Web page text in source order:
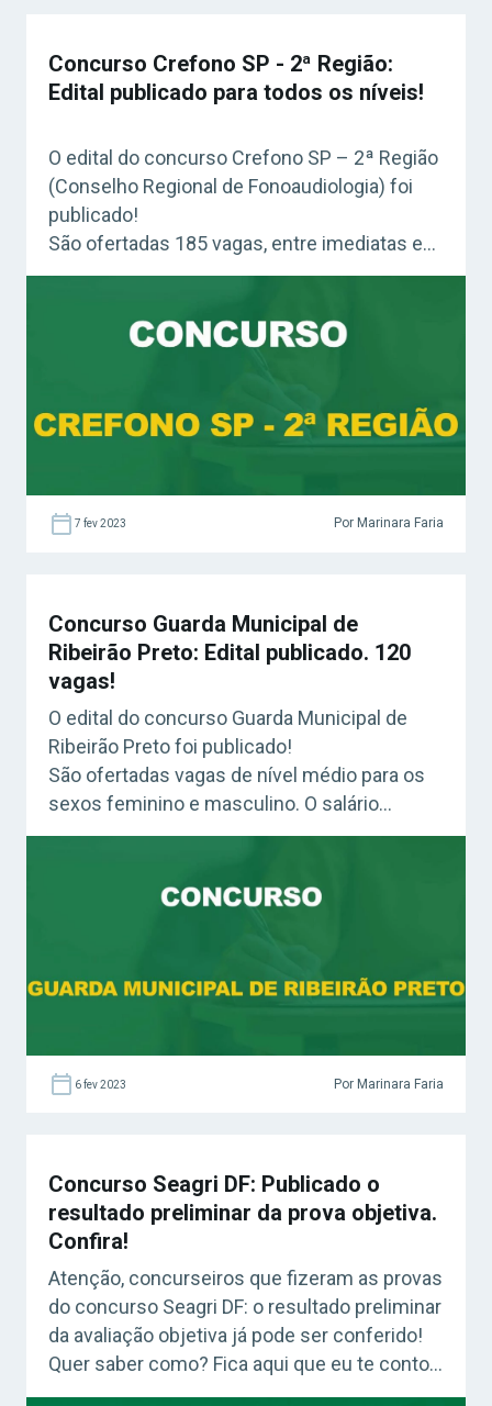
Concurso Crefono SP - 2ª Região:
Edital publicado para todos os níveis!
O edital do concurso Crefono SP – 2ª Região
(Conselho Regional de Fonoaudiologia) foi
publicado!
São ofertadas 185 vagas, entre imediatas e
CR, para cargos de níveis fundamental, médio
7 fev 2023 Por Marinara Faria
Concurso Guarda Municipal de
Ribeirão Preto: Edital publicado. 120
vagas!
O edital do concurso Guarda Municipal de
Ribeirão Preto foi publicado!
São ofertadas vagas de nível médio para os
sexos feminino e masculino. O salário
ultrapassa os R$ 4 mil.
6 fev 2023 Por Marinara Faria
Concurso Seagri DF: Publicado o
resultado preliminar da prova objetiva.
Confira!
Atenção, concurseiros que fizeram as provas
do concurso Seagri DF: o resultado preliminar
da avaliação objetiva já pode ser conferido!
Quer saber como? Fica aqui que eu te conto!
😉 Confira: Curso Seagri DF – Técnico em